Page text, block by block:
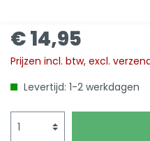
€ 14,95
Prijzen incl. btw, excl.
Levertijd: 1-2 werkdagen